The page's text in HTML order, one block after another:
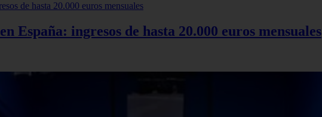
España: ingresos de hasta 20.000 euros mensuales